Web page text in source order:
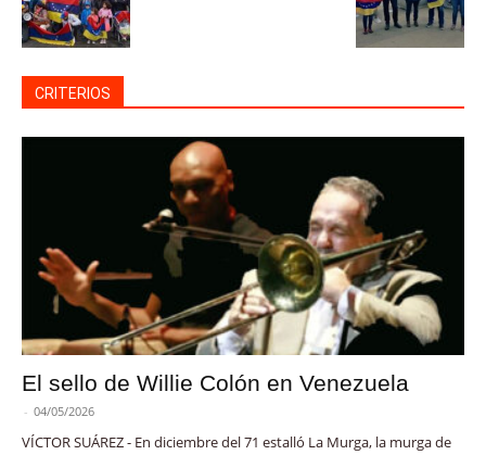
CRITERIOS
El sello de Willie Colón en Venezuela
- 04/05/2026
VÍCTOR SUÁREZ - En diciembre del 71 estalló La Murga, la murga de